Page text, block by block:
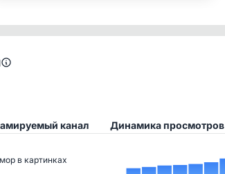
канал Динамика просмотров
в картинках